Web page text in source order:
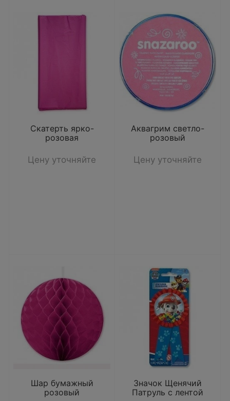
Скатерть ярко-
розовая
Цену уточняйте
Аквагрим светло-
розовый
Цену уточняйте
Шар бумажный
розовый
Значок Щенячий
Патруль с лентой